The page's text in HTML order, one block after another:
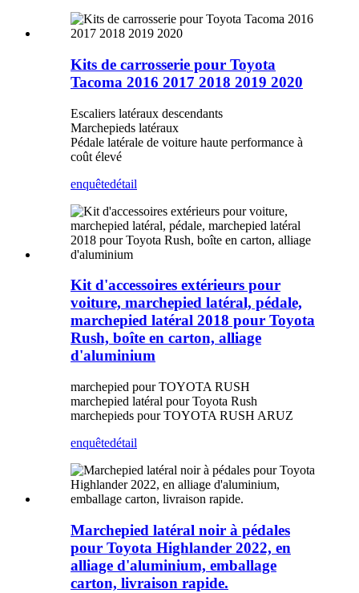
Kits de carrosserie pour Toyota
Tacoma 2016 2017 2018 2019 2020
Escaliers latéraux descendants
Marchepieds latéraux
Pédale latérale de voiture haute performance à
coût élevé
enquêtedétail
Kit d'accessoires extérieurs pour
voiture, marchepied latéral, pédale,
marchepied latéral 2018 pour Toyota
Rush, boîte en carton, alliage
d'aluminium
marchepied pour TOYOTA RUSH
marchepied latéral pour Toyota Rush
marchepieds pour TOYOTA RUSH ARUZ
enquêtedétail
Marchepied latéral noir à pédales
pour Toyota Highlander 2022, en
alliage d'aluminium, emballage
carton, livraison rapide.